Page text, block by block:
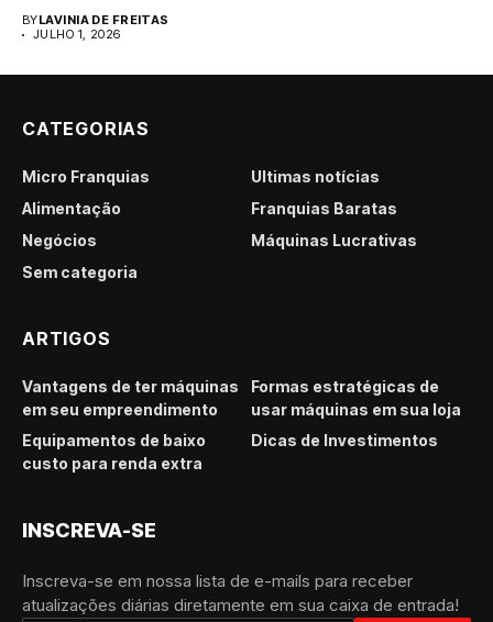
BYLAVINIA DE FREITAS
JULHO 1, 2026
CATEGORIAS
Micro Franquias
Últimas notícias
Alimentação
Franquias Baratas
Negócios
Máquinas Lucrativas
Sem categoria
ARTIGOS
Vantagens de ter máquinas
em seu empreendimento
Formas estratégicas de
usar máquinas em sua loja
Equipamentos de baixo
custo para renda extra
Dicas de Investimentos
INSCREVA-SE
Inscreva-se em nossa lista de e-mails para receber
atualizações diárias diretamente em sua caixa de entrada!